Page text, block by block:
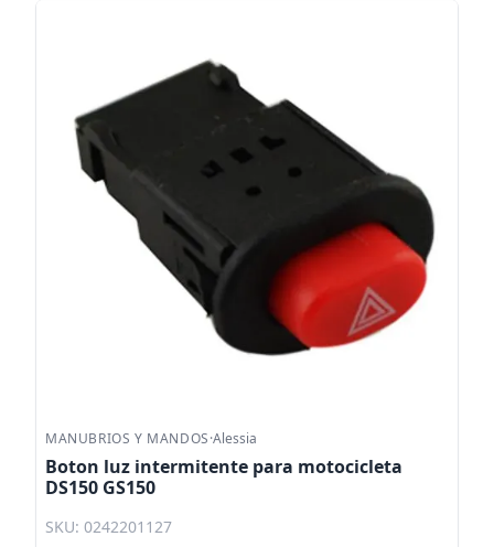
MANUBRIOS Y MANDOS·Alessia
Boton luz intermitente para motocicleta
DS150 GS150
SKU: 0242201127